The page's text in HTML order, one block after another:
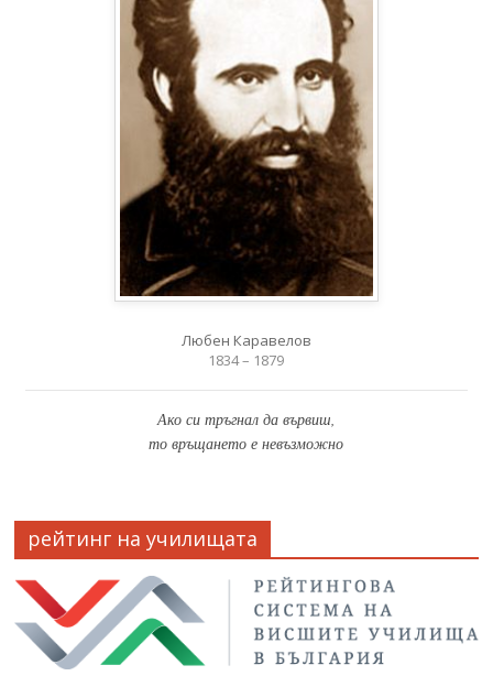
Любен Каравелов
1834 – 1879
Ако си тръгнал да вървиш,
то връщането е невъзможно
рейтинг на училищата